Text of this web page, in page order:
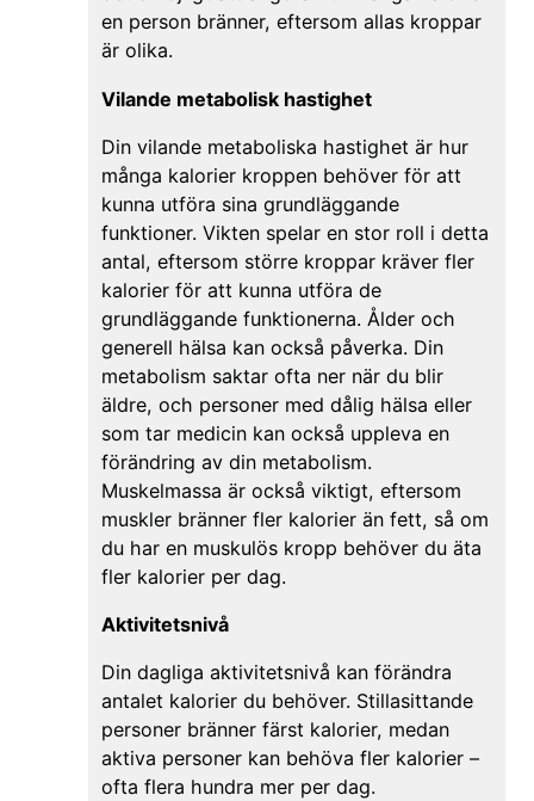
en person bränner, eftersom allas kroppar
är olika.
Vilande metabolisk hastighet
Din vilande metaboliska hastighet är hur
många kalorier kroppen behöver för att
kunna utföra sina grundläggande
funktioner. Vikten spelar en stor roll i detta
antal, eftersom större kroppar kräver fler
kalorier för att kunna utföra de
grundläggande funktionerna. Ålder och
generell hälsa kan också påverka. Din
metabolism saktar ofta ner när du blir
äldre, och personer med dålig hälsa eller
som tar medicin kan också uppleva en
förändring av din metabolism.
Muskelmassa är också viktigt, eftersom
muskler bränner fler kalorier än fett, så om
du har en muskulös kropp behöver du äta
fler kalorier per dag.
Aktivitetsnivå
Din dagliga aktivitetsnivå kan förändra
antalet kalorier du behöver. Stillasittande
personer bränner färst kalorier, medan
aktiva personer kan behöva fler kalorier –
ofta flera hundra mer per dag.